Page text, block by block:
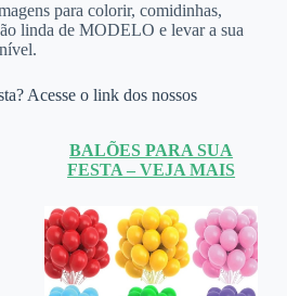
para colorir, comidinhas,
linda de MODELO e levar a sua
Acesse o link dos nossos
BALÕES PARA SUA
FESTA – VEJA MAIS